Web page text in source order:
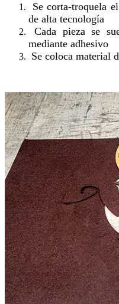
Se corta-troquela
de alta tecnología
Cada pieza se
mediante adhesivo
Se coloca material